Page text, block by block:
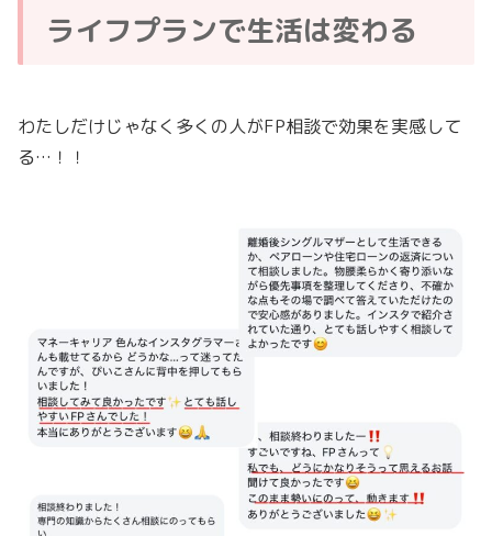
ライフプランで生活は変わる
わたしだけじゃなく多くの人がFP相談で効果を実感して
る…！！